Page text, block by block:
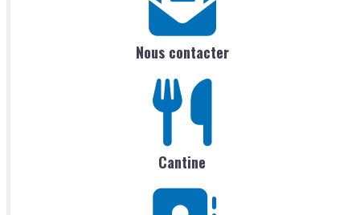
Nous contacter
Cantine